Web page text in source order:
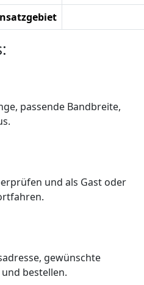
passende Bandbreite,
und als Gast oder
gewünschte
bestellen.